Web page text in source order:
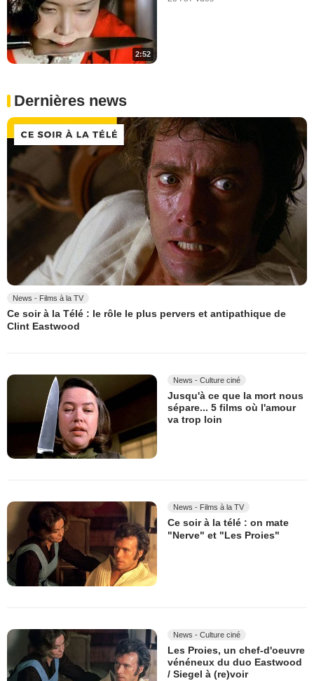
2:52
Dernières news
News - Films à la TV
Ce soir à la Télé : le rôle le plus pervers et antipathique de
Clint Eastwood
News - Culture ciné
Jusqu'à ce que la mort nous
sépare... 5 films où l'amour
va trop loin
News - Films à la TV
Ce soir à la télé : on mate
"Nerve" et "Les Proies"
News - Culture ciné
Les Proies, un chef-d'oeuvre
vénéneux du duo Eastwood
/ Siegel à (re)voir